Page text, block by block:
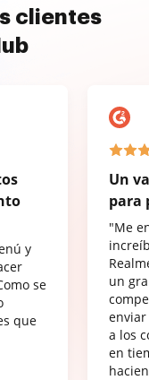
clientes
y
se
que
Un
para
"Me
un
a los
en